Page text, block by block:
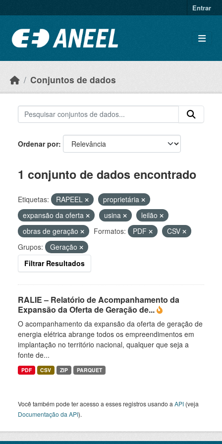
Entrar
Conjuntos de dados
Ordenar por
1 conjunto de dados encontrado
Etiquetas: RAPEEL
proprietária
expansão da oferta
usina
leilão
obras de geração
Formatos: PDF
CSV
Grupos:
Geração
Filtrar Resultados
RALIE – Relatório de Acompanhamento da
Expansão da Oferta de Geração de...
O acompanhamento da expansão da oferta de geração de
energia elétrica abrange todos os empreendimentos em
implantação no território nacional, qualquer que seja a
fonte de...
PDF CSV ZIP PARQUET
Você também pode ter acesso a esses registros usando a API (veja
Documentação da API).